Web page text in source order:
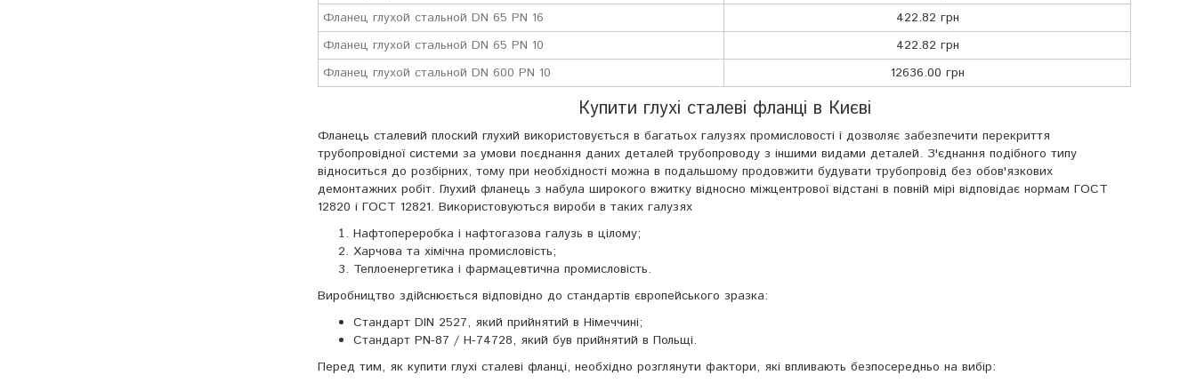
Фланец глухой стальной DN 65 PN 16
422.82 грн
Фланец глухой стальной DN 65 PN 10
422.82 грн
Фланец глухой стальной DN 600 PN 10
12636.00 грн
Купити глухі сталеві фланці в Києві
Фланець сталевий плоский глухий використовується в багатьох галузях промисловості і дозволяє забезпечити перекриття
трубопровідної системи за умови поєднання даних деталей трубопроводу з іншими видами деталей. З'єднання подібного типу
відноситься до розбірних, тому при необхідності можна в подальшому продовжити будувати трубопровід без обов'язкових
демонтажних робіт. Глухий фланець з набула широкого вжитку відносно міжцентрової відстані в повній мірі відповідає нормам ГОСТ
12820 і ГОСТ 12821. Використовуються вироби в таких галузях
Нафтопереробка і нафтогазова галузь в цілому;
Харчова та хімічна промисловість;
Теплоенергетика і фармацевтична промисловість.
Виробництво здійснюється відповідно до стандартів європейського зразка:
Стандарт DIN 2527, який прийнятий в Німеччині;
Стандарт PN-87 / H-74728, який був прийнятий в Польщі.
Перед тим, як купити глухі сталеві фланці, необхідно розглянути фактори, які впливають безпосередньо на вибір: